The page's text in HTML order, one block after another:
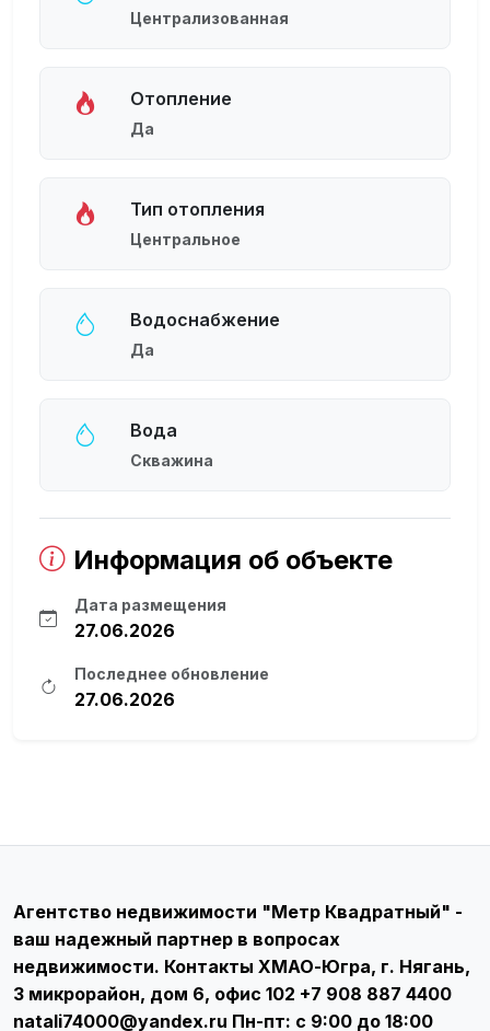
Централизованная
Отопление
Да
Тип отопления
Центральное
Водоснабжение
Да
Вода
Скважина
Информация об объекте
Дата размещения
27.06.2026
Последнее обновление
27.06.2026
Агентство недвижимости "Метр Квадратный" -
ваш надежный партнер в вопросах
недвижимости. Контакты ХМАО-Югра, г. Нягань,
3 микрорайон, дом 6, офис 102 +7 908 887 4400
natali74000@yandex.ru Пн-пт: с 9:00 до 18:00